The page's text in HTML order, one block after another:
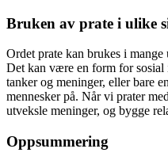
Bruken av prate i ulike
Ordet prate kan brukes i mange
Det kan være en form for
tanker og meninger, eller bare
mennesker på. Når vi prater
utveksle meninger, og bygge
Oppsummering